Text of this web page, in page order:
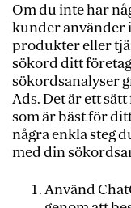
Om du inte har
kunder använder
produkter eller
sökord ditt
sökordsanalyser
Ads. Det är ett
som är bäst för
några enkla steg
med din
Använd